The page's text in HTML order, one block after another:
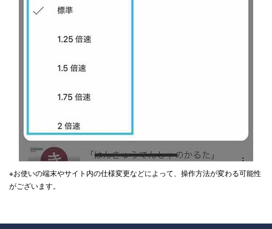
※お使いの端末やサイト内の仕様変更などによって、操作方法が変わる可能性
がございます。